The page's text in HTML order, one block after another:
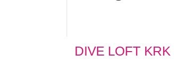
DIVE LOFT KRK